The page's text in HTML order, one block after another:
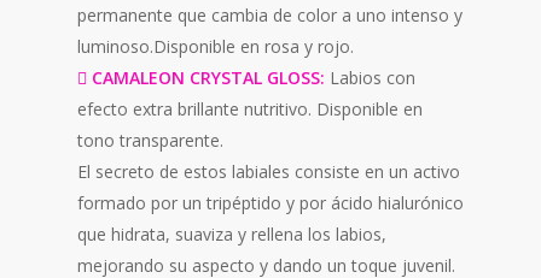
permanente que cambia de color a uno intenso y
luminoso.Disponible en rosa y rojo.
 CAMALEON CRYSTAL GLOSS: Labios con
efecto extra brillante nutritivo. Disponible en
tono transparente.
El secreto de estos labiales consiste en un activo
formado por un tripéptido y por ácido hialurónico
que hidrata, suaviza y rellena los labios,
mejorando su aspecto y dando un toque juvenil.